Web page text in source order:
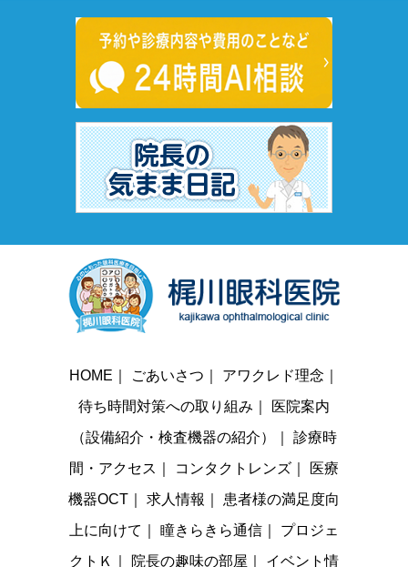
HOME ごあいさつ アワクレド理念
待ち時間対策への取り組み
医院案内
（設備紹介・検査機器の紹介）
診療時
間・アクセス
コンタクトレンズ
医療
機器OCT
求人情報
患者様の満足度向
上に向けて
瞳きらきら通信
プロジェ
クトＫ
院長の趣味の部屋 イベント情